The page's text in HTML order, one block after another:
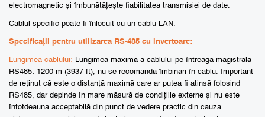
electromagnetic și îmbunătățește fiabilitatea transmisiei de date.
Cablul specific poate fi înlocuit cu un cablu LAN.
Specificații pentru utilizarea RS-485 cu invertoare:
Lungimea cablului: Lungimea maximă a cablului pe întreaga magistrală
RS485: 1200 m (3937 ft), nu se recomandă îmbinări în cablu. Important
de reținut că este o distanță maximă care ar putea fi atinsă folosind
RS485, dar depinde în mare măsură de condițiile externe și nu este
întotdeauna acceptabilă din punct de vedere practic din cauza